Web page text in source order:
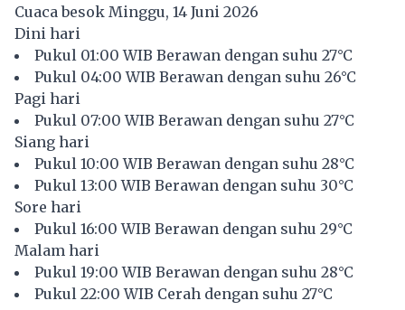
Cuaca besok Minggu, 14 Juni 2026
Dini hari
Pukul 01:00 WIB Berawan dengan suhu 27°C
Pukul 04:00 WIB Berawan dengan suhu 26°C
Pagi hari
Pukul 07:00 WIB Berawan dengan suhu 27°C
Siang hari
Pukul 10:00 WIB Berawan dengan suhu 28°C
Pukul 13:00 WIB Berawan dengan suhu 30°C
Sore hari
Pukul 16:00 WIB Berawan dengan suhu 29°C
Malam hari
Pukul 19:00 WIB Berawan dengan suhu 28°C
Pukul 22:00 WIB Cerah dengan suhu 27°C